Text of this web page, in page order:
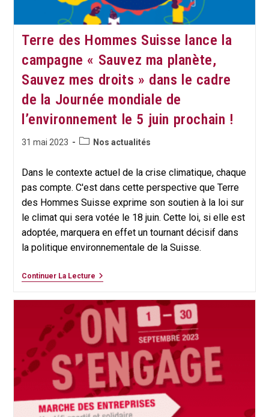
Terre des Hommes Suisse lance la
campagne « Sauvez ma planète,
Sauvez mes droits » dans le cadre
de la Journée mondiale de
l’environnement le 5 juin prochain !
Publication
31 mai 2023
PostNos actualités
Dans le contexte actuel de la crise climatique, chaque
pas compte. C'est dans cette perspective que Terre
des Hommes Suisse exprime son soutien à la loi sur
le climat qui sera votée le 18 juin. Cette loi, si elle est
adoptée, marquera en effet un tournant décisif dans
la politique environnementale de la Suisse.
Continuer La LectureTerre
Suisse
Lance
La
Campagne
«
Sauvez
Ma
Planète,
Sauvez
Mes
Droits
»